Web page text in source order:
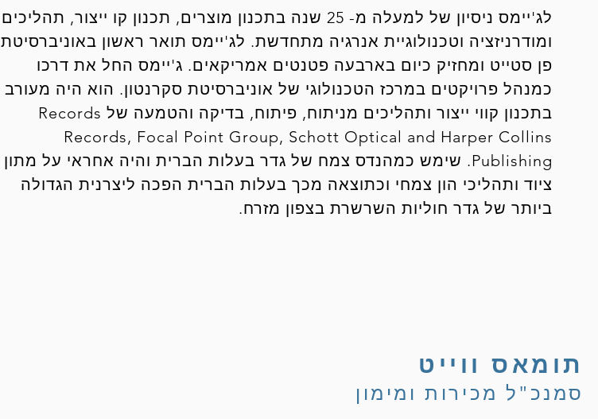
לג'יימס ניסיון של למעלה מ- 25 שנה בתכנון מוצרים, תכנון קו ייצור, תהליכים
ומודרניזציה וטכנולוגיית אנרגיה מתחדשת. לג'יימס תואר ראשון באוניברסיטת
פן סטייט ומחזיק כיום בארבעה פטנטים אמריקאים. ג'יימס החל את דרכו
כמנהל פרויקטים במרכז הטכנולוגי של אוניברסיטת סקרנטון. הוא היה מעורב
בתכנון קווי ייצור ותהליכים מניתוח, פיתוח, בדיקה והטמעה של Records
Records, Focal Point Group, Schott Optical and Harper Collins
Publishing. שימש כמהנדס צמח של גדר בעלות הברית והיה אחראי על מתון
ציוד ותהליכי הון צמחי וכתוצאה מכך בעלות הברית הפכה ליצרנית הגדולה
ביותר של גדר חוליות השרשרת בצפון מזרח.
תומאס ווייט
סמנכ"ל מכירות ומימון